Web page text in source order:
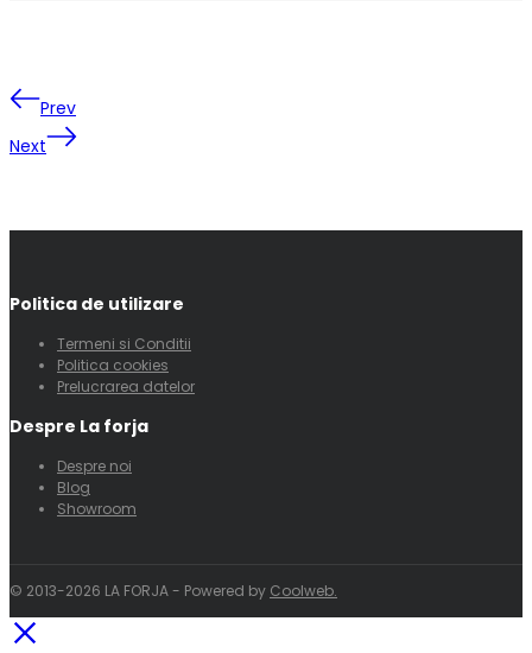
Prev
Next
Politica de utilizare
Termeni si Conditii
Politica cookies
Prelucrarea datelor
Despre La forja
Despre noi
Blog
Showroom
© 2013-2026 LA FORJA - Powered by Coolweb.